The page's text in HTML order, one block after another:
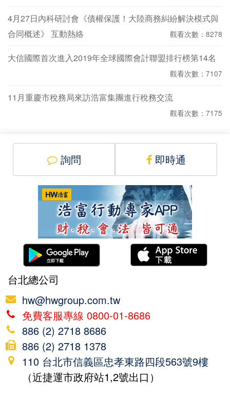
4月27日內科研討會《債權保護！大陸商務糾紛解決模式與
合同概述》 互動熱絡
觀看次數：8278
大信國際首次進入2019年全球國際會計聯盟排行榜第14名
觀看次數：7107
11月重慶市稅務局來訪浩富集團進行稅務交流
觀看次數：7175
詢問 即時通
台北總公司
hw@hwgroup.com.tw
免費客服專線 0800-01-8686
886 (2) 2718 8686
886 (2) 2718 1378
110 台北市信義區忠孝東路四段563號9樓
（近捷運市政府站1,2號出口）